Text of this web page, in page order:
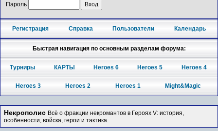
Пароль
Регистрация Справка Пользователи Календарь
Быстрая навигация по основным разделам форума:
Турниры КАРТЫ Heroes 6 Heroes 5 Heroes 4
Heroes 3 Heroes 2 Heroes 1 Might&Magic
Некрополис Всё о фракции некромантов в Героях V: история,
особенности, войска, герои и тактика.